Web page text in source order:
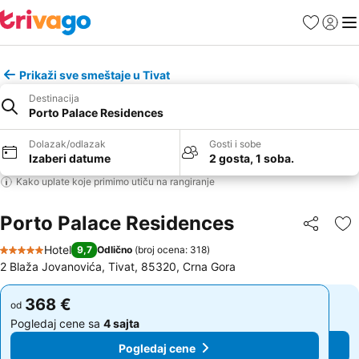
FavoritiPrijavi
Prikaži sve smeštaje u Tivat
Destinacija
Porto Palace Residences
Dolazak/odlazak
Izaberi datume
Gosti i sobe
2 gosta, 1 soba.
Kako uplate koje primimo utiču na rangiranje
Porto Palace Residences Deli
5 Zvezdice
Hotel 9,7 Odlično (broj ocena: 318)
2 Blaža Jovanovića, Tivat, 85320, Crna Gora
od 368 €
Pogledaj cene sa 4 sajta
Pogledaj cene
od 368 €
Pogledaj cene sa 4 sajta
Pogledaj cene